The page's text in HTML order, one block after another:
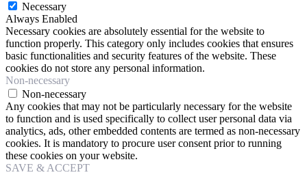
Necessary
Always Enabled
Necessary cookies are absolutely essential for the website to
function properly. This category only includes cookies that ensures
basic functionalities and security features of the website. These
cookies do not store any personal information.
Non-necessary
Non-necessary
Any cookies that may not be particularly necessary for the website
to function and is used specifically to collect user personal data via
analytics, ads, other embedded contents are termed as non-necessary
cookies. It is mandatory to procure user consent prior to running
these cookies on your website.
SAVE & ACCEPT